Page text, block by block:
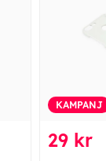
KAMPANJ
29 kr